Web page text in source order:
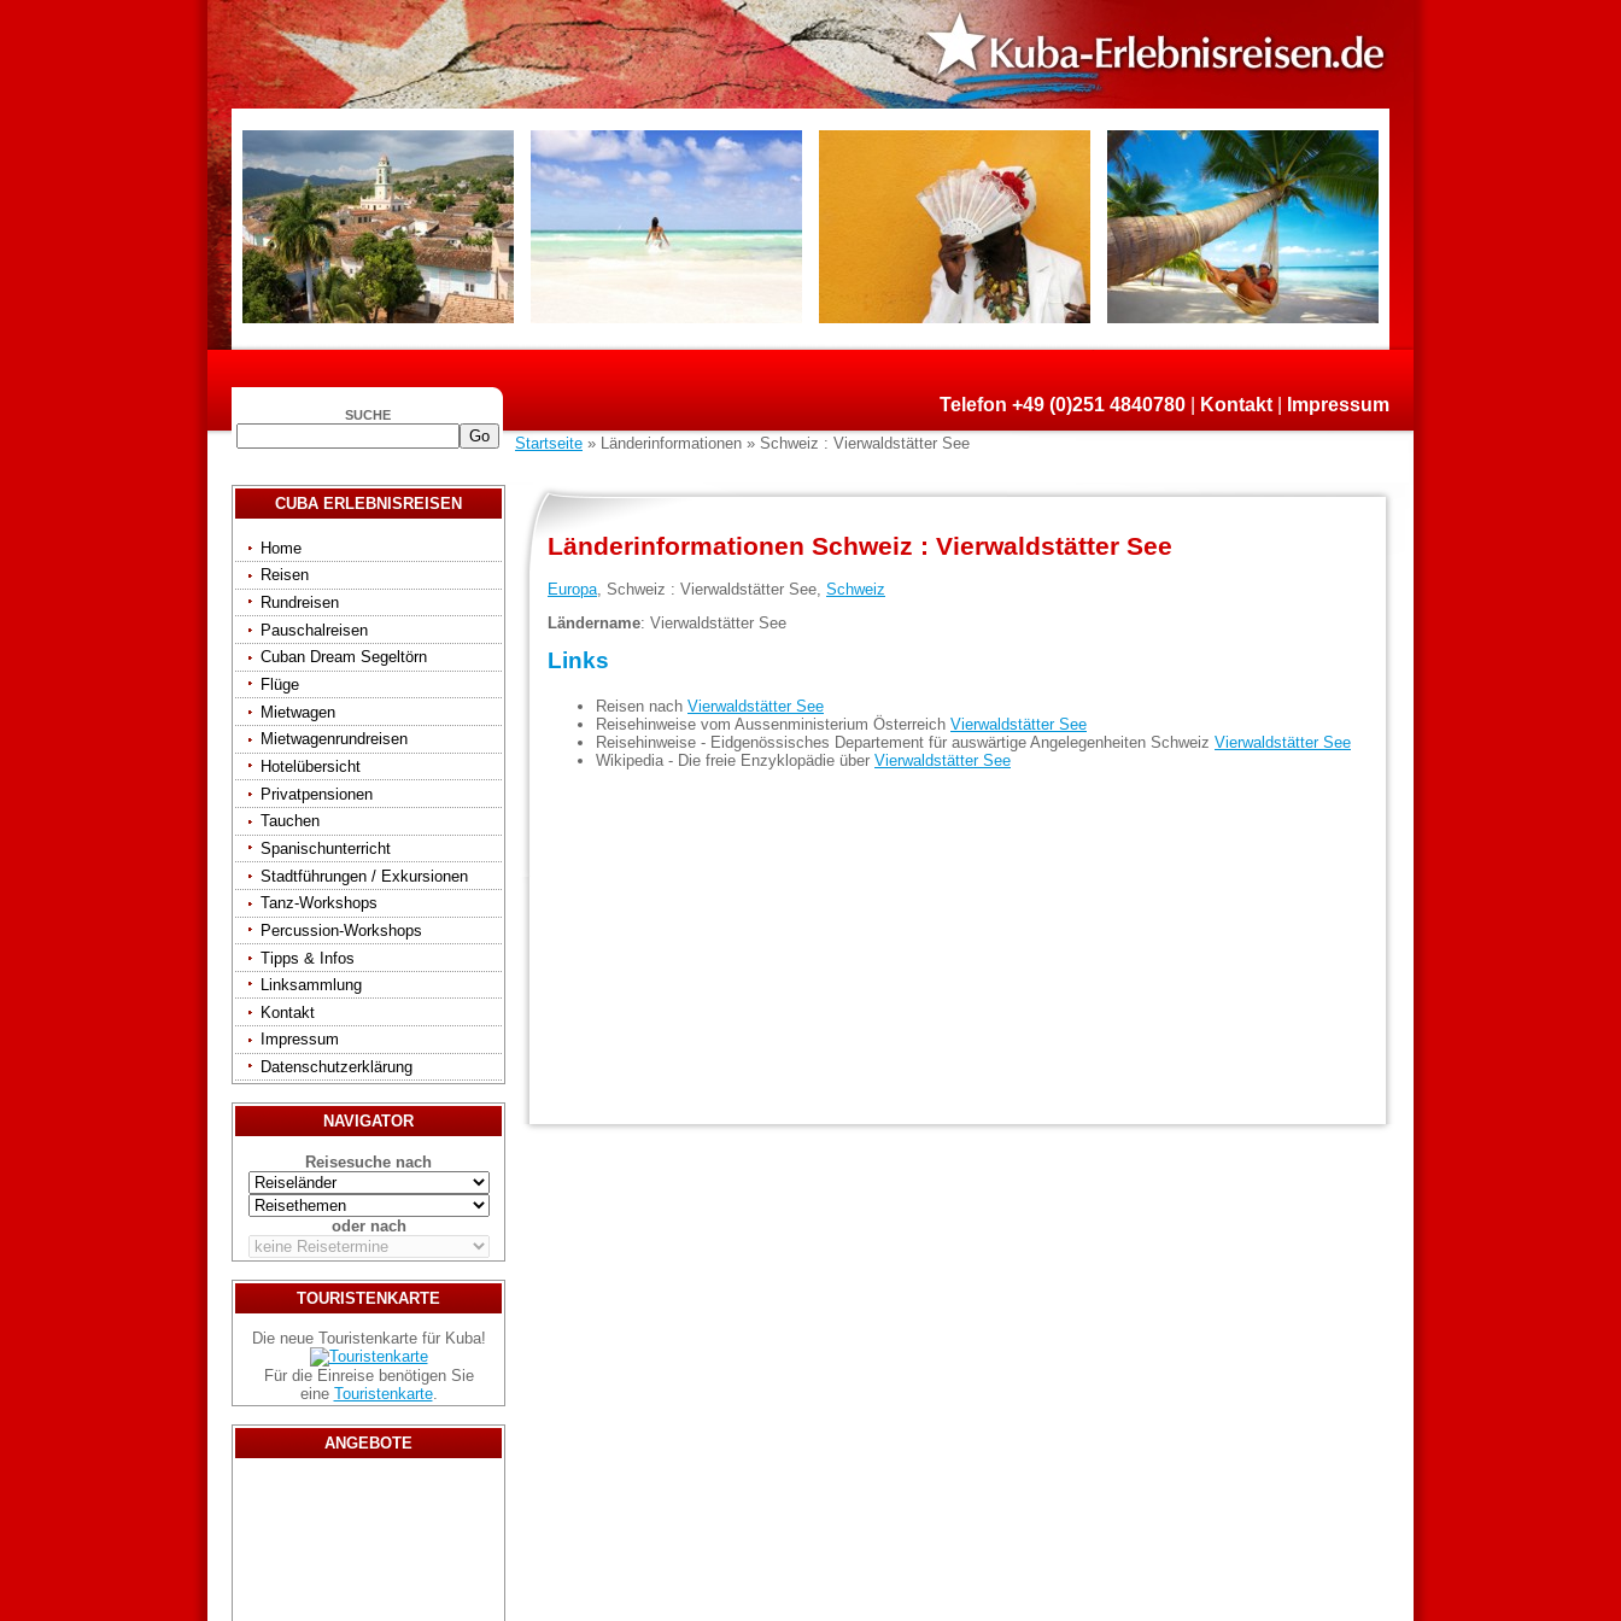
SUCHE Telefon +49 (0)251 4840780 Kontakt Impressum
Startseite » Länderinformationen » Schweiz : Vierwaldstätter See
CUBA ERLEBNISREISEN
Home
Reisen
Rundreisen
Pauschalreisen
Cuban Dream Segeltörn
Flüge
Mietwagen
Mietwagenrundreisen
Hotelübersicht
Privatpensionen
Tauchen
Spanischunterricht
Stadtführungen / Exkursionen
Tanz-Workshops
Percussion-Workshops
Tipps & Infos
Linksammlung
Kontakt
Impressum
Datenschutzerklärung
NAVIGATOR
Reisesuche nach
oder nach
TOURISTENKARTE
Die neue Touristenkarte für Kuba!
Für die Einreise benötigen Sie
eine Touristenkarte.
ANGEBOTE
Länderinformationen Schweiz : Vierwaldstätter See
Europa , Schweiz : Vierwaldstätter See, Schweiz
Ländername: Vierwaldstätter See
Links
Reisen nach Vierwaldstätter See
Reisehinweise vom Aussenministerium Österreich Vierwaldstätter See
Reisehinweise - Eidgenössisches Departement für auswärtige Angelegenheiten Schweiz Vierwaldstätter See
Wikipedia - Die freie Enzyklopädie über Vierwaldstätter See